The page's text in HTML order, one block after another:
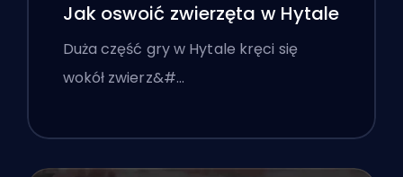
Jak oswoić zwierzęta w Hytale
Duża część gry w Hytale kręci się
wokół zwierz&#…